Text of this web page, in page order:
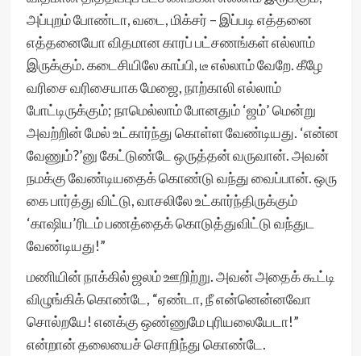
அப்புறம் போண்டா, வடை, மிக்சர் – இப்படி எத்தனை
எத்தனையோ விதமான காரப் பட்சணங்கள் எல்லாம்
இருக்கும். கடைசியிலே காப்பி, டீ எல்லாம் வேறே. கீழே
வரிசை வரிசையாக மேஜை, நாற்காலி எல்லாம்
போட்டிருக்கும்; நாமெல்லாம் போனதும் ‘ஜம்’ மென்று
அவற்றின் மேல் உட்கார்ந்து கொள்ள வேண்டியது. ‘என்ன
வேணும்?’னு கேட்டுண்டே ஒருத்தன் வருவான். அவன்
நமக்கு வேண்டியதைக் கொண்டு வந்து வைப்பான். ஒரு
கை பார்த்து விட்டு, வாசலிலே உட்கார்ந்திருக்கும்
‘காஷிய’ரிடம் பணத்தைக் கொடுத்துவிட்டு வந்துட
வேண்டியது!”
மணியின் நாக்கில் ஜலம் ஊறிற்று. அவன் அதைக் கூட்டி
விழுங்கிக் கொண்டே, “ஏண்டா, நீ என்னென்னவோ
சொல்றயே! எனக்கு ஒண்ணுமே புரியலையேடா!”
என்றான் தலையைச் சொறிந்து கொண்டே.